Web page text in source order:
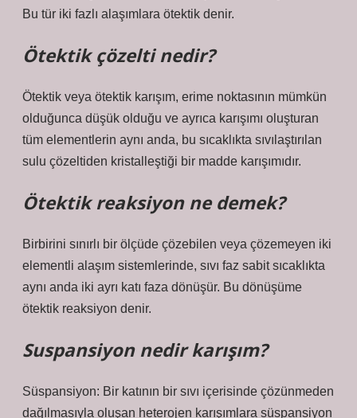
Bu tür iki fazlı alaşımlara ötektik denir.
Ötektik çözelti nedir?
Ötektik veya ötektik karışım, erime noktasının mümkün
olduğunca düşük olduğu ve ayrıca karışımı oluşturan
tüm elementlerin aynı anda, bu sıcaklıkta sıvılaştırılan
sulu çözeltiden kristalleştiği bir madde karışımıdır.
Ötektik reaksiyon ne demek?
Birbirini sınırlı bir ölçüde çözebilen veya çözemeyen iki
elementli alaşım sistemlerinde, sıvı faz sabit sıcaklıkta
aynı anda iki ayrı katı faza dönüşür. Bu dönüşüme
ötektik reaksiyon denir.
Suspansiyon nedir karışım?
Süspansiyon: Bir katının bir sıvı içerisinde çözünmeden
dağılmasıyla oluşan heterojen karışımlara süspansiyon